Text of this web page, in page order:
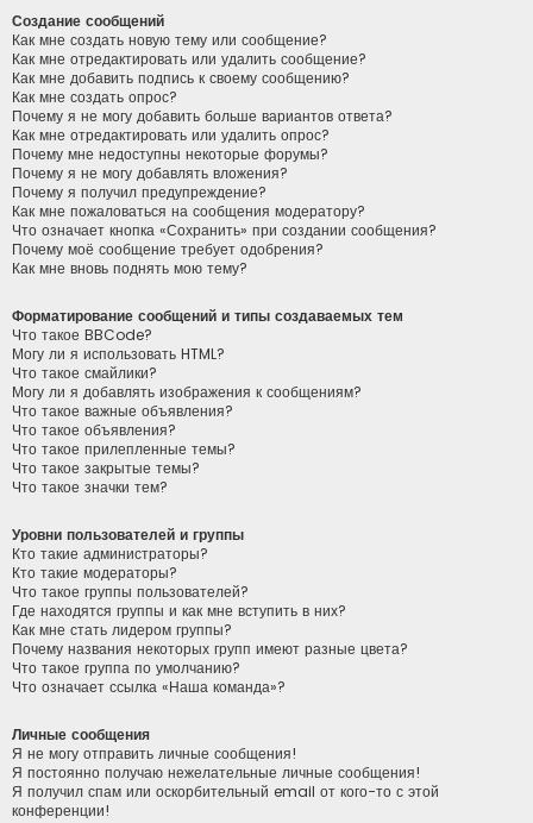
Создание сообщений
Как мне создать новую тему или сообщение?
Как мне отредактировать или удалить сообщение?
Как мне добавить подпись к своему сообщению?
Как мне создать опрос?
Почему я не могу добавить больше вариантов ответа?
Как мне отредактировать или удалить опрос?
Почему мне недоступны некоторые форумы?
Почему я не могу добавлять вложения?
Почему я получил предупреждение?
Как мне пожаловаться на сообщения модератору?
Что означает кнопка «Сохранить» при создании сообщения?
Почему моё сообщение требует одобрения?
Как мне вновь поднять мою тему?
Форматирование сообщений и типы создаваемых тем
Что такое BBCode?
Могу ли я использовать HTML?
Что такое смайлики?
Могу ли я добавлять изображения к сообщениям?
Что такое важные объявления?
Что такое объявления?
Что такое прилепленные темы?
Что такое закрытые темы?
Что такое значки тем?
Уровни пользователей и группы
Кто такие администраторы?
Кто такие модераторы?
Что такое группы пользователей?
Где находятся группы и как мне вступить в них?
Как мне стать лидером группы?
Почему названия некоторых групп имеют разные цвета?
Что такое группа по умолчанию?
Что означает ссылка «Наша команда»?
Личные сообщения
Я не могу отправить личные сообщения!
Я постоянно получаю нежелательные личные сообщения!
Я получил спам или оскорбительный email от кого-то с этой
конференции!